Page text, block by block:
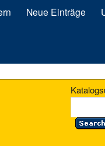
Neue Einträge